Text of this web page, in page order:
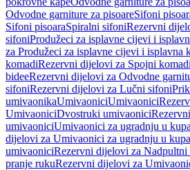
Odvodne garniture za pisoareSifoni
Sifoni pisoaraSpiralni sifoniRezervni
sifoniProdužeci za isplavne cijevi i
za Produžeci za isplavne cijevi i isplavna
komadiRezervni dijelovi za Spojni komadi
bideeRezervni dijelovi za Odvodne
sifoniRezervni dijelovi za Lučni sifoni
umivaonikaUmivaoniciUmivaonici
UmivaoniciDvostruki umivaonici
umivaoniciUmivaonici za ugradnju u
dijelovi za Umivaonici za ugradnju u
umivaoniciRezervni dijelovi za Nadpultni
pranje rukuRezervni dijelovi za